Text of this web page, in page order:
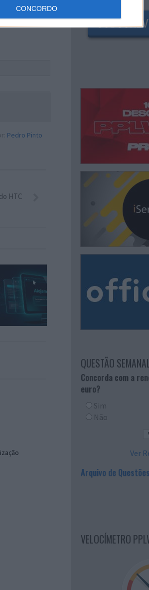
CONCORDO
Pedro Pinto
HTC
QUESTÃO
Concorda com a
euro?
Sim
Não
Ver
Arquivo de Questões
VELOCÍMETRO